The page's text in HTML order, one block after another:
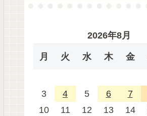
2026年8月
月 火 水 木 金
3
4 5 6 7
10
11 12 13 14